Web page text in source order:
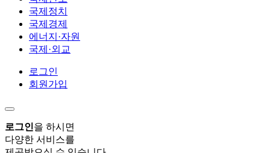
국제정치
국제경제
에너지·자원
국제·외교
로그인
회원가입
로그인을 하시면
다양한 서비스를